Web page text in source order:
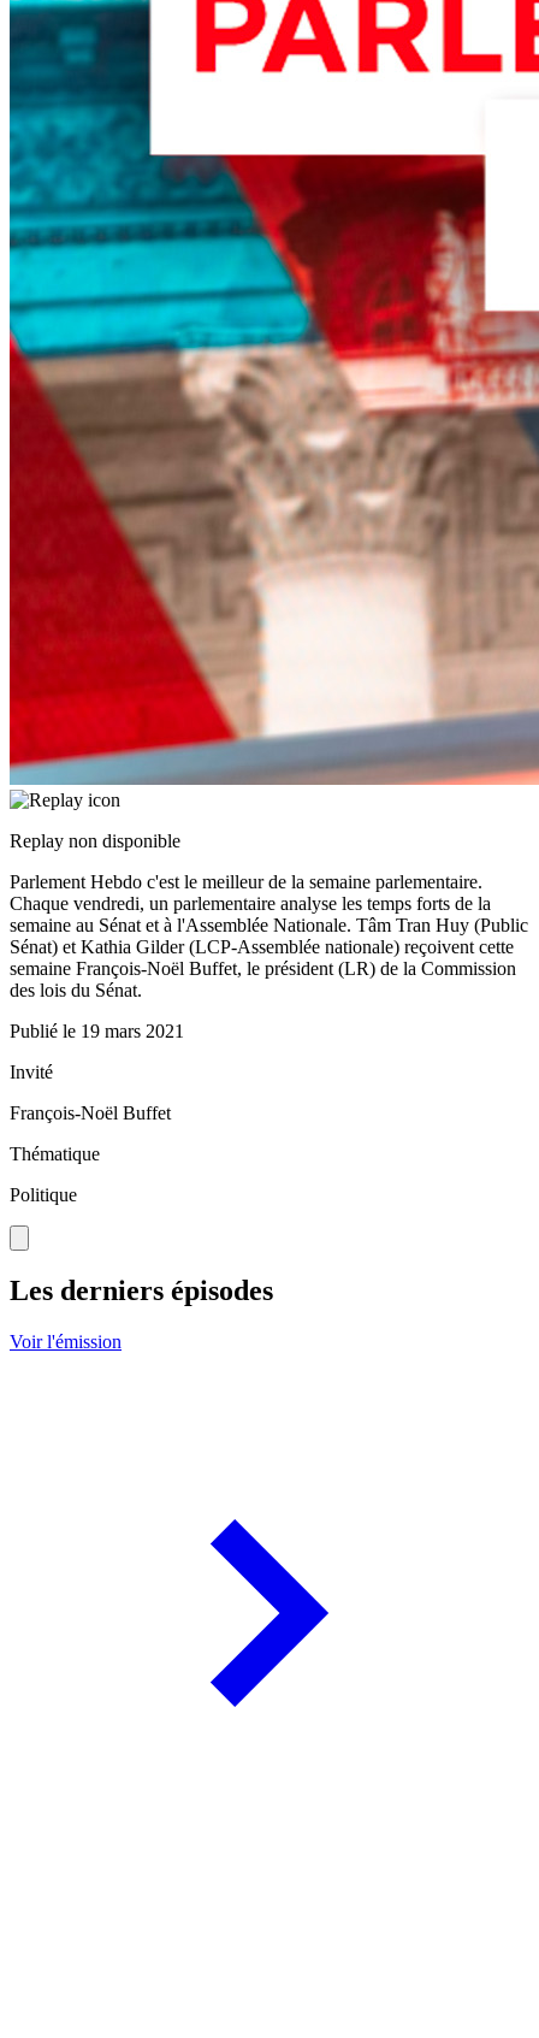
Replay non disponible
Parlement Hebdo c'est le meilleur de la semaine parlementaire.
Chaque vendredi, un parlementaire analyse les temps forts de la
semaine au Sénat et à l'Assemblée Nationale. Tâm Tran Huy (Public
Sénat) et Kathia Gilder (LCP-Assemblée nationale) reçoivent cette
semaine François-Noël Buffet, le président (LR) de la Commission
des lois du Sénat.
Publié le 19 mars 2021
Invité
François-Noël Buffet
Thématique
Politique
Les derniers épisodes
Voir l'émission